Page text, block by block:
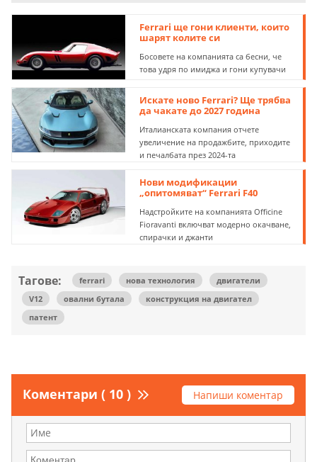
Ferrari ще гони клиенти, които
шарят колите си
Босовете на компанията са бесни, че
това удря по имиджа и гони купувачи
Искате ново Ferrari? Ще трябва
да чакате до 2027 година
Италианската компания отчете
увеличение на продажбите, приходите
и печалбата през 2024-та
Нови модификации
„опитомяват“ Ferrari F40
Надстройките на компанията Officine
Fioravanti включват модерно окачване,
спирачки и джанти
Тагове: ferrari нова технология
двигатели
V12
овални бутала
конструкция на двигател
патент
Коментари ( 10 ) Напиши коментар